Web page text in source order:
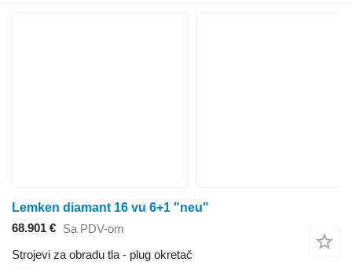
Lemken diamant 16 vu 6+1 "neu"
68.901 € Sa PDV-om
Strojevi za obradu tla - plug okretač